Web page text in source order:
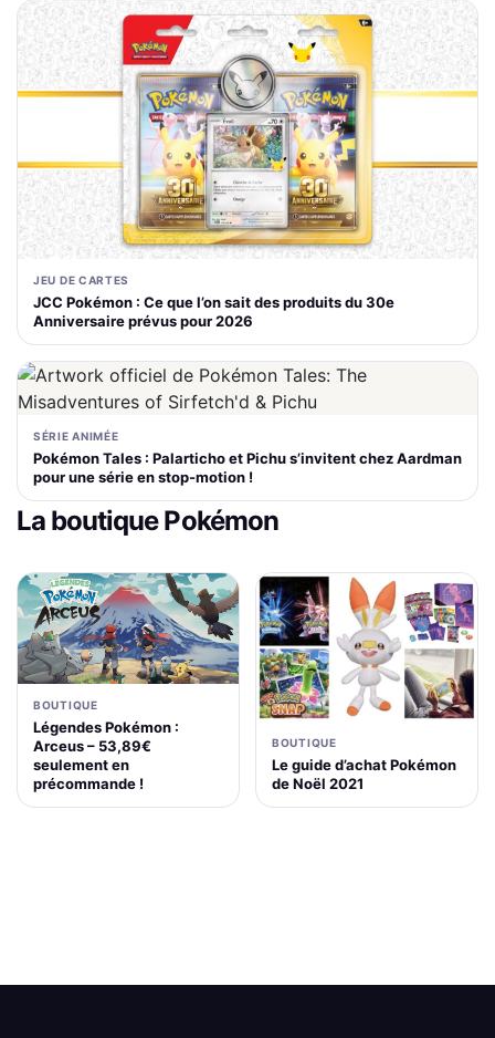
JEU DE CARTES
JCC Pokémon : Ce que l’on sait des produits du 30e
Anniversaire prévus pour 2026
SÉRIE ANIMÉE
Pokémon Tales : Palarticho et Pichu s’invitent chez Aardman
pour une série en stop-motion !
La boutique Pokémon
BOUTIQUE
Légendes Pokémon :
Arceus – 53,89€
seulement en
précommande !
BOUTIQUE
Le guide d’achat Pokémon
de Noël 2021